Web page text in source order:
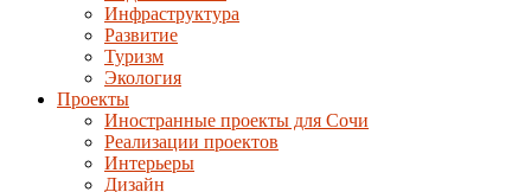
Инфраструктура
Развитие
Туризм
Экология
Проекты
Иностранные проекты для Сочи
Реализации проектов
Интерьеры
Дизайн